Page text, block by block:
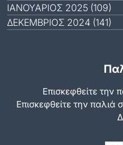
ΙΑΝΟΥΆΡΙΟΣ 2025 (109)
ΔΕΚΈΜΒΡΙΟΣ 2024 (141)
Επισκεφθείτε την
Eπισκεφθείτε την παλιά